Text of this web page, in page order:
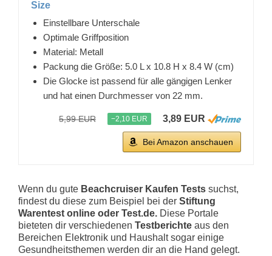
Size
Einstellbare Unterschale
Optimale Griffposition
Material: Metall
Packung die Größe: 5.0 L x 10.8 H x 8.4 W (cm)
Die Glocke ist passend für alle gängigen Lenker
und hat einen Durchmesser von 22 mm.
5,99 EUR −2,10 EUR 3,89 EUR
Bei Amazon anschauen
Wenn du gute Beachcruiser Kaufen Tests suchst,
findest du diese zum Beispiel bei der Stiftung
Warentest online oder Test.de. Diese Portale
bieteten dir verschiedenen Testberichte aus den
Bereichen Elektronik und Haushalt sogar einige
Gesundheitsthemen werden dir an die Hand gelegt.